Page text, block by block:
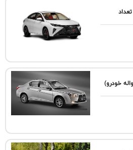
خودرو)